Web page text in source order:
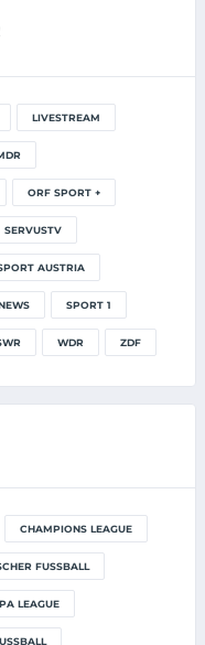
LIVESTREAM
ORF SPORT +
SERVUSTV
AUSTRIA
SPORT 1
WDR ZDF
CHAMPIONS LEAGUE
FUSSBALL
LEAGUE